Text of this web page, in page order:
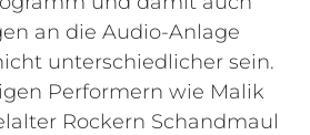
an die Audio-Anlage
unterschiedlicher sein.
Performern wie Malik
Rockern Schandmaul